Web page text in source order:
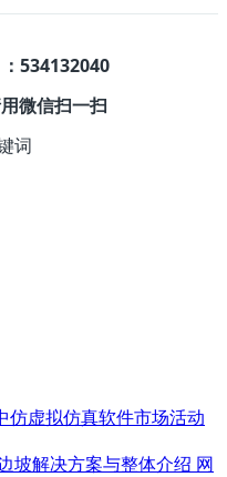
534132040
微信扫一扫
仿虚拟仿真软件市场活动
坡解决方案与整体介绍 网